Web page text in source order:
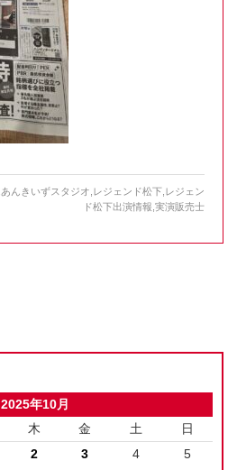
あんきいずスタジオ レジェンド松下 レジェン
ド松下出演情報 実演販売士
2025年10月
木 金 土 日
2 3 4
5